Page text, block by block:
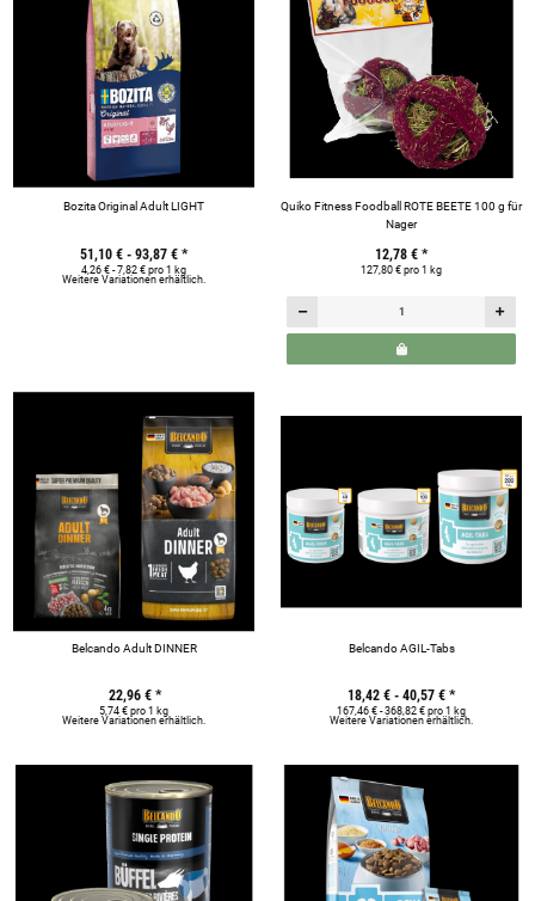
Bozita Original Adult LIGHT
51,10 € - 93,87 € *
4,26 € - 7,82 € pro 1 kg
Weitere Variationen erhältlich.
Quiko Fitness Foodball ROTE BEETE 100 g für
Nager
12,78 € *
127,80 € pro 1 kg
Belcando Adult DINNER
22,96 €*
5,74 € pro 1 kg
Weitere Variationen erhältlich.
Belcando AGIL-Tabs
18,42 € - 40,57 € *
167,46 € - 368,82 € pro 1 kg
Weitere Variationen erhältlich.